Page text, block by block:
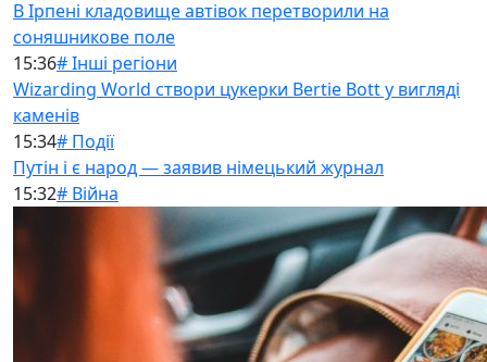
В Ірпені кладовище автівок перетворили на
соняшникове поле
15:36# Інші регіони
Wizarding World створи цукерки Bertie Bott у вигляді
каменів
15:34# Події
Путін і є народ — заявив німецький журнал
15:32# Війна